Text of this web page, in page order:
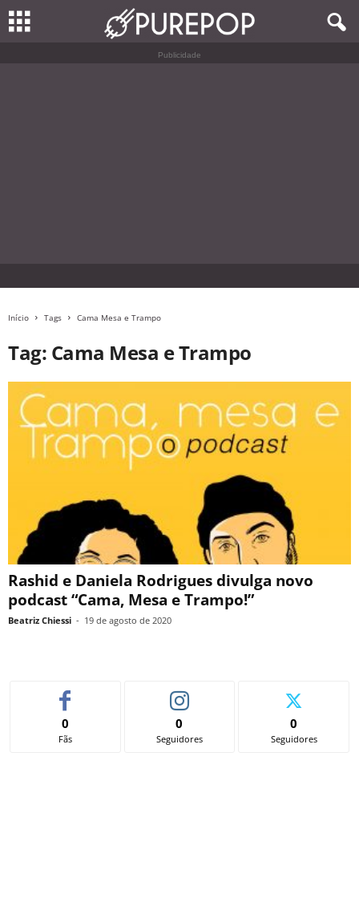
Publicidade
Início Tags Cama Mesa e Trampo
Tag: Cama Mesa e Trampo
Rashid e Daniela Rodrigues divulga novo
podcast “Cama, Mesa e Trampo!”
Beatriz Chiessi - 19 de agosto de 2020
0
Fãs
0
Seguidores
0
Seguidores